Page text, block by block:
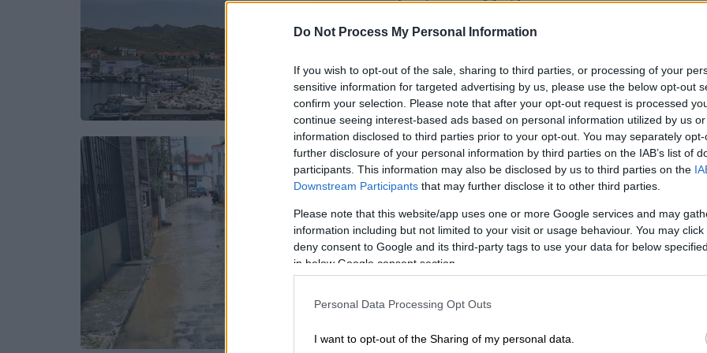
Do Not Process My Personal Information
If you wish to opt-out of the sale, sharing to third parties, or processing of your
sensitive information for targeted advertising by us, please use the below opt-out
confirm your selection. Please note that after your opt-out request is processed
continue seeing interest-based ads based on personal information utilized by us
information disclosed to third parties prior to your opt-out. You may separately
further disclosure of your personal information by third parties on the IAB’s list of
participants. This information may also be disclosed by us to third parties on the
Downstream Participants that may further disclose it to other third parties.
Please note that this website/app uses one or more Google services and may
information including but not limited to your visit or usage behaviour. You may
deny consent to Google and its third-party tags to use your data for below
in below Google consent section.
Personal Data Processing Opt Outs
I want to opt-out of the Sharing of my personal data.
λιμάνι του Μούδρου
Ο 67χρονος κατέληξε παρά τις
ιατρών να τον επαναφέρουν
Ελλάδα |22.02.2026 13:27
Ζημιές σε υποδομές και δρόμους
της Λήμνου μετά την κακοκαιρία -
Αίτημα για κήρυξη κατάστασης
έκτακτης ανάγκης
Ανυπολόγιστες ζημιές σε υποδομές
και περιουσίες